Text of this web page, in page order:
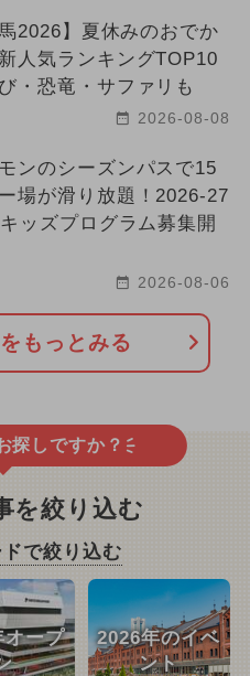
馬2026】夏休みのおでか
人気ランキングTOP10
・恐竜・サファリも
2026-08-08
ンのシーズンパスで15
場が滑り放題！2026-27
ッズプログラム募集開
2026-08-06
もっとみる
探しですか？
を絞り込む
で絞り込む
オープ
2026年のイベ
ント